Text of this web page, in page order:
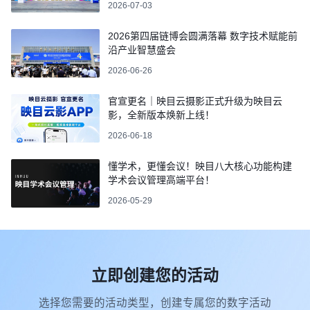
2026-07-03
2026第四届链博会圆满落幕 数字技术赋能前
沿产业智慧盛会
2026-06-26
官宣更名｜映目云摄影正式升级为映目云
影，全新版本焕新上线！
2026-06-18
懂学术，更懂会议！映目八大核心功能构建
学术会议管理高端平台！
2026-05-29
立即创建您的活动
选择您需要的活动类型，创建专属您的数字活动